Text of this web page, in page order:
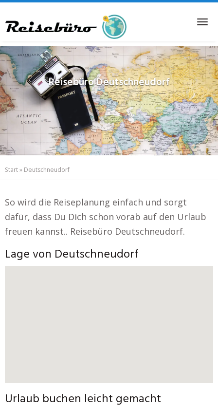
to
main
content
ReisebüroDeutschneudorf
Start» Deutschneudorf
So wird die Reiseplanung einfach und sorgt
dafür, dass Du Dich schon vorab auf den Urlaub
freuen kannst.. Reisebüro Deutschneudorf.
Lage von Deutschneudorf
Urlaub buchen leicht gemacht